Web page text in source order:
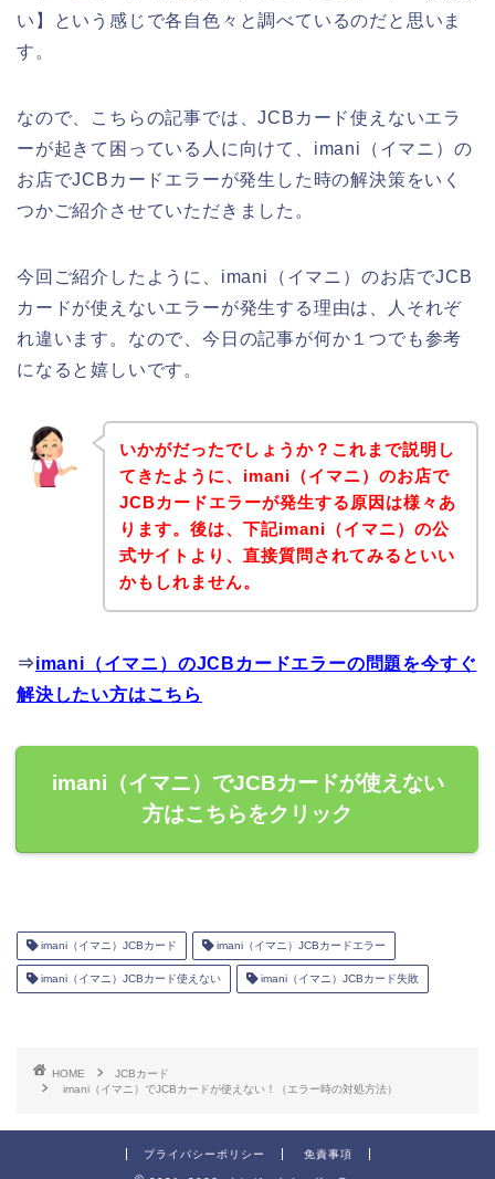
い】という感じで各自色々と調べているのだと思いま
す。
なので、こちらの記事では、JCBカード使えないエラ
ーが起きて困っている人に向けて、imani（イマニ）の
お店でJCBカードエラーが発生した時の解決策をいく
つかご紹介させていただきました。
今回ご紹介したように、imani（イマニ）のお店でJCB
カードが使えないエラーが発生する理由は、人それぞ
れ違います。なので、今日の記事が何か１つでも参考
になると嬉しいです。
いかがだったでしょうか？これまで説明し
てきたように、imani（イマニ）のお店で
JCBカードエラーが発生する原因は様々あ
ります。後は、下記imani（イマニ）の公
式サイトより、直接質問されてみるといい
かもしれません。
⇒imani（イマニ）のJCBカードエラーの問題を今すぐ
解決したい方はこちら
imani（イマニ）でJCBカードが使えない
方はこちらをクリック
imani（イマニ）JCBカード imani（イマニ）JCBカードエラー
imani（イマニ）JCBカード使えない imani（イマニ）JCBカード失敗
HOME
JCBカード
imani（イマニ）でJCBカードが使えない！（エラー時の対処方法）
プライバシーポリシー 免責事項